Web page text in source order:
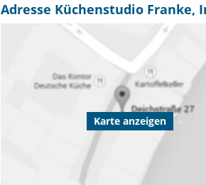
Adresse Küchenstudio Franke,
Karte anzeigen